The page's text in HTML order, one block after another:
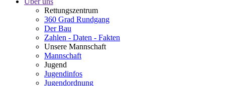
Rettungszentrum
360 Grad Rundgang
Der Bau
Zahlen - Daten - Fakten
Unsere Mannschaft
Mannschaft
Jugend
Jugendinfos
Jugendordnung